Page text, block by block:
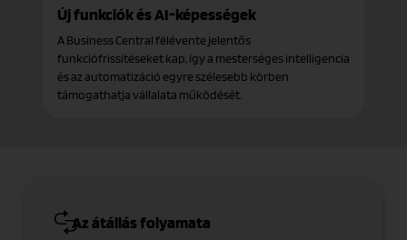
Új funkciók és AI-képességek
A Business Central félévente jelentős
funkciófrissítéseket kap, így a mesterséges intelligencia
és az automatizáció egyre szélesebb körben
támogathatja vállalata működését.
Az átállás folyamata